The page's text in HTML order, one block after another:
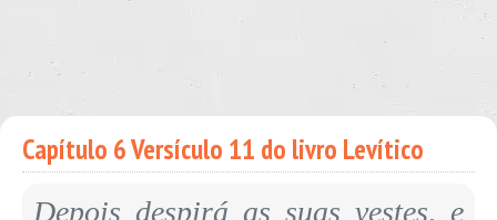
Capítulo 6 Versículo 11 do livro Levítico
Depois despirá as suas vestes, e